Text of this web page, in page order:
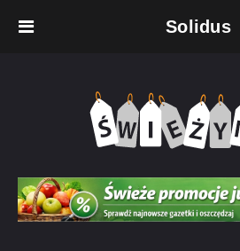
Solidus